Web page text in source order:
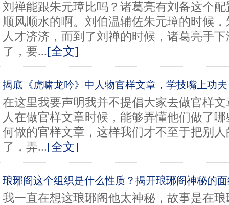
刘禅能跟朱元璋比吗？诸葛亮有刘备这个
顺风顺水的啊。刘伯温辅佐朱元璋的时候
人才济济，而到了刘禅的时候，诸葛亮手
了，要...[全文]
揭底《虎啸龙吟》中人物官样文章，学技嘴上功夫
在这里我要声明我并不提倡大家去做官样
人在做官样文章时候，能够弄懂他们做了
何做的官样文章，这样我们才不至于把别
了，弄...[全文]
琅琊阁这个组织是什么性质？揭开琅琊阁神秘的
我一直在想这琅琊阁他太神秘，故事是在